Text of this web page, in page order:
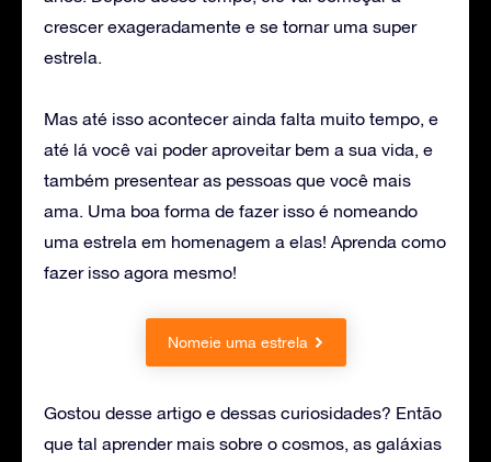
crescer exageradamente e se tornar uma super
estrela.
Mas até isso acontecer ainda falta muito tempo, e
até lá você vai poder aproveitar bem a sua vida, e
também presentear as pessoas que você mais
ama. Uma boa forma de fazer isso é nomeando
uma estrela em homenagem a elas! Aprenda como
fazer isso agora mesmo!
Nomeie uma estrela
Gostou desse artigo e dessas curiosidades? Então
que tal aprender mais sobre o cosmos, as galáxias